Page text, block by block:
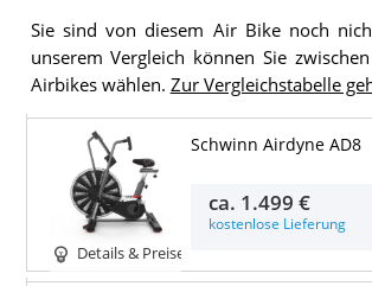
Sie sind von diesem Air Bike noch
unserem Vergleich können Sie
Airbikes wählen. Zur Vergleichstabelle
Details & Preise
Schwinn Airdyne AD8
ca. 1.499 €
kostenlose Lieferung